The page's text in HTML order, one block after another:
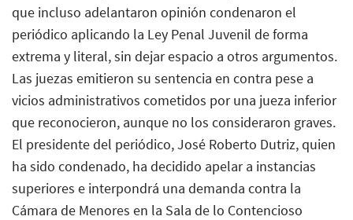
que incluso adelantaron opinión condenaron el
periódico aplicando la Ley Penal Juvenil de forma
extrema y literal, sin dejar espacio a otros argumentos.
Las juezas emitieron su sentencia en contra pese a
vicios administrativos cometidos por una jueza inferior
que reconocieron, aunque no los consideraron graves.
El presidente del periódico, José Roberto Dutriz, quien
ha sido condenado, ha decidido apelar a instancias
superiores e interpondrá una demanda contra la
Cámara de Menores en la Sala de lo Contencioso